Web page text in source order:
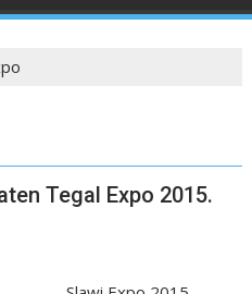
Tegal Expo 2015.